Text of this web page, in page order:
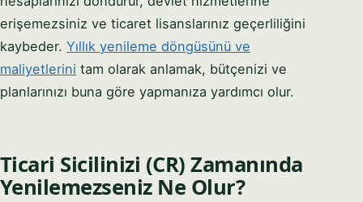
erişemezsiniz ve ticaret lisanslarınız geçerliliğini
kaybeder. Yıllık yenileme döngüsünü ve
maliyetlerini tam olarak anlamak, bütçenizi ve
planlarınızı buna göre yapmanıza yardımcı olur.
Ticari Sicilinizi (CR) Zamanında
Yenilemezseniz Ne Olur?
I CAN HELP YOU WITH…
Skip for now